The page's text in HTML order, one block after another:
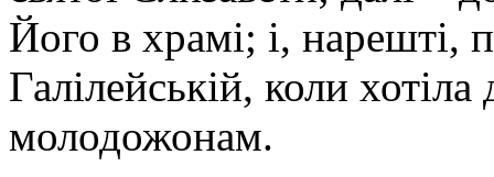
Його в храмі; і, нарешті,
Галілейській, коли
молодожонам.